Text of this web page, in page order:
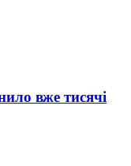
вже тисячі